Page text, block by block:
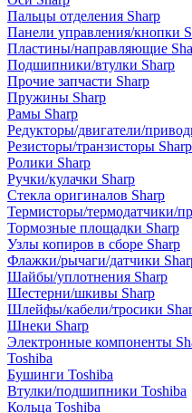
Пальцы отделения Sharp
Панели управления/кнопки
Пластины/направляющие
Подшипники/втулки Sharp
Прочие запчасти Sharp
Пружины Sharp
Рамы Sharp
Редукторы/двигатели/
Резисторы/транзисторы Sharp
Ролики Sharp
Ручки/кулачки Sharp
Стекла оригиналов Sharp
Термисторы/термодатчики/
Тормозные площадки Sharp
Узлы копиров в сборе Sharp
Флажки/рычаги/датчики
Шайбы/уплотнения Sharp
Шестерни/шкивы Sharp
Шлейфы/кабели/тросики
Шнеки Sharp
Электронные компоненты
Toshiba
Бушинги Toshiba
Втулки/подшипники Toshiba
Кольца Toshiba